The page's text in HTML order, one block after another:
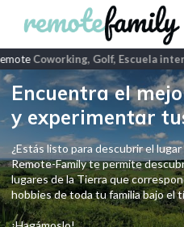
Coworking, Golf, Escuela
Encuentra el
y experimentar
¿Estás listo para descubrir el
Remote-Family te permite
lugares de la Tierra que
hobbies de toda tu familia bajo el